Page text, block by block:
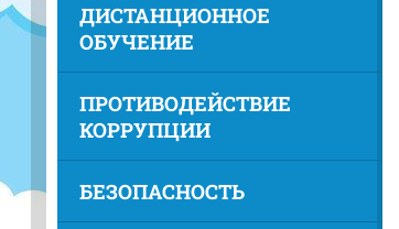
ДИСТАНЦИОННОЕ
ОБУЧЕНИЕ
ПРОТИВОДЕЙСТВИЕ
КОРРУПЦИИ
БЕЗОПАСНОСТЬ